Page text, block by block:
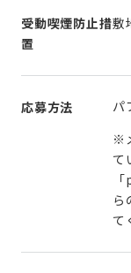
受動喫煙防止措
置
敷
応募方法
パ
※
て
ら
て